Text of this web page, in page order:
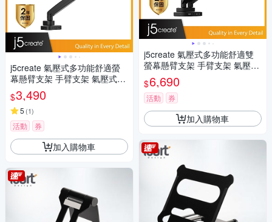
j5create 氣壓式多功能舒適螢
幕懸臂支架 手臂支架 氣壓式彈
簧設計–JTSA301
$3,490
5 (1)
活動 券
加入購物車
j5create 氣壓式多功能舒適雙
螢幕懸臂支架 手臂支架 氣壓式
彈簧設計–JTSA302
$6,690
活動 券
加入購物車